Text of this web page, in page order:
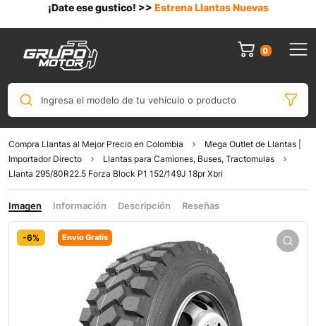
¡Date ese gustico! >> Estrena Llantas Nuevas
0
Ingresa el modelo de tu vehículo o producto
Compra Llantas al Mejor Precio en Colombia
Mega Outlet de Llantas |
Importador Directo
Llantas para Camiones, Buses, Tractomulas
Llanta 295/80R22.5 Forza Block P1 152/149J 18pr Xbri
Imagen Información Descripción Reseñas
-6% Envío Gratis